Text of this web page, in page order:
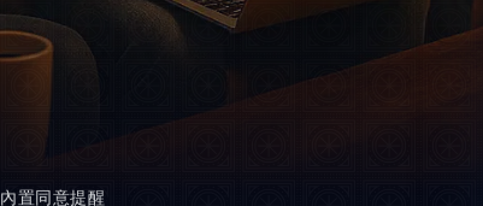
內置同意提醒